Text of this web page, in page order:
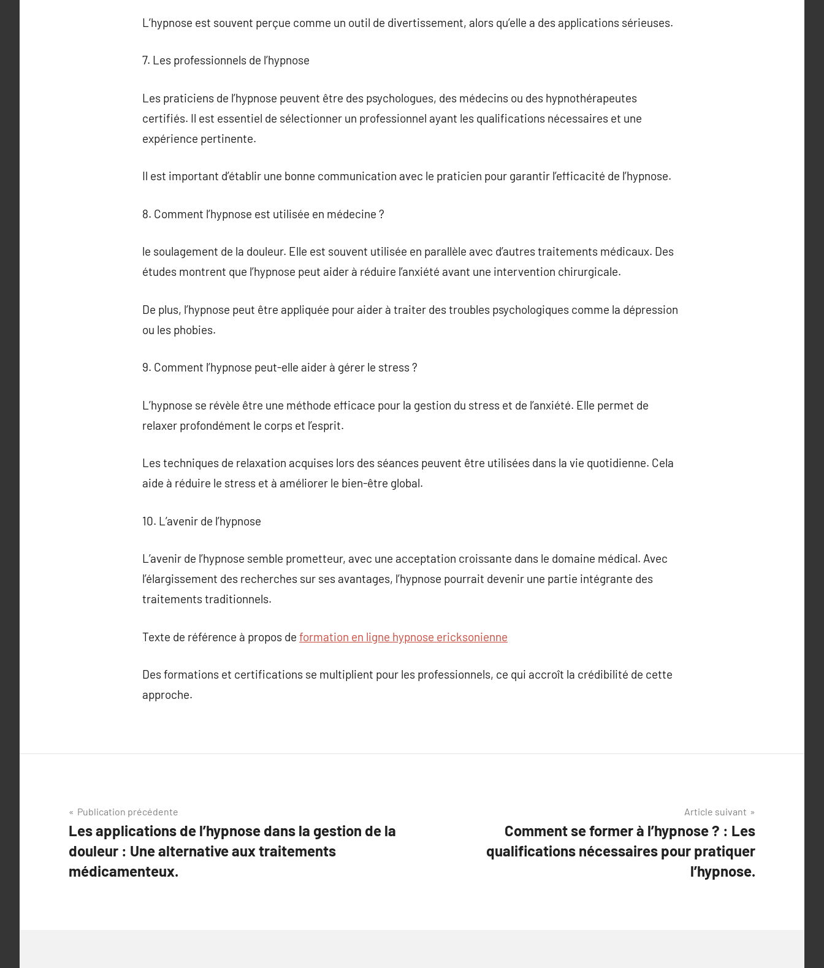
L’hypnose est souvent perçue comme un outil de divertissement, alors qu’elle a des applications sérieuses.
7. Les professionnels de l’hypnose
Les praticiens de l’hypnose peuvent être des psychologues, des médecins ou des hypnothérapeutes
certifiés. Il est essentiel de sélectionner un professionnel ayant les qualifications nécessaires et une
expérience pertinente.
Il est important d’établir une bonne communication avec le praticien pour garantir l’efficacité de l’hypnose.
8. Comment l’hypnose est utilisée en médecine ?
le soulagement de la douleur. Elle est souvent utilisée en parallèle avec d’autres traitements médicaux. Des
études montrent que l’hypnose peut aider à réduire l’anxiété avant une intervention chirurgicale.
De plus, l’hypnose peut être appliquée pour aider à traiter des troubles psychologiques comme la dépression
ou les phobies.
9. Comment l’hypnose peut-elle aider à gérer le stress ?
L’hypnose se révèle être une méthode efficace pour la gestion du stress et de l’anxiété. Elle permet de
relaxer profondément le corps et l’esprit.
Les techniques de relaxation acquises lors des séances peuvent être utilisées dans la vie quotidienne. Cela
aide à réduire le stress et à améliorer le bien-être global.
10. L’avenir de l’hypnose
L’avenir de l’hypnose semble prometteur, avec une acceptation croissante dans le domaine médical. Avec
l’élargissement des recherches sur ses avantages, l’hypnose pourrait devenir une partie intégrante des
traitements traditionnels.
Texte de référence à propos de formation en ligne hypnose ericksonienne
Des formations et certifications se multiplient pour les professionnels, ce qui accroît la crédibilité de cette
approche.
Navigation
de
l’article
Publication précédente
Les applications de l’hypnose dans la gestion de la
douleur : Une alternative aux traitements
médicamenteux.
Article suivant
Comment se former à l’hypnose ? : Les
qualifications nécessaires pour pratiquer
l’hypnose.